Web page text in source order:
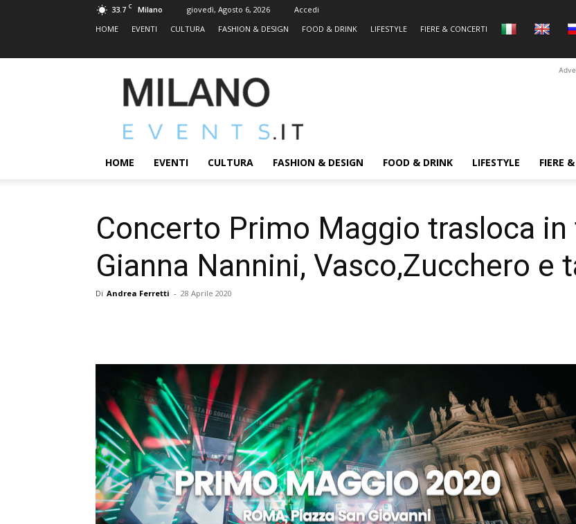
33.7 C Milano giovedì, Agosto 6, 2026
Accedi
HOME
EVENTI CULTURA FASHION & DESIGN FOOD & DRINK LIFESTYLE FIERE & CONCERTI
MILANOEVENTS.IT
|
2.0
ed
Eventi
HOME EVENTI CULTURA FASHION & DESIGN FOOD & DRINK LIFESTYLE FIERE
Concerto Primo Maggio trasloca in
Gianna Nannini, Vasco,Zucchero e
Di Andrea Ferretti - 28 Aprile 2020